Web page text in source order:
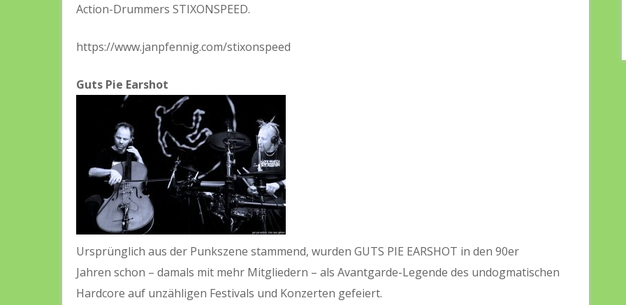
Action-Drummers STIXONSPEED.
https://www.janpfennig.com/stixonspeed
Guts Pie Earshot
Ursprünglich aus der Punkszene stammend, wurden GUTS PIE EARSHOT in den 90er
Jahren schon – damals mit mehr Mitgliedern – als Avantgarde-Legende des undogmatischen
Hardcore auf unzähligen Festivals und Konzerten gefeiert.